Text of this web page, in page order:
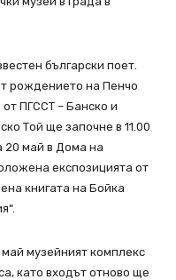
български поет.
рождението на Пенчо
ПГССТ – Банско и
Той ще започне в 11.00
20 май в Дома на
експозицията от
книгата на Бойка
музейният комплекс
като входът отново ще